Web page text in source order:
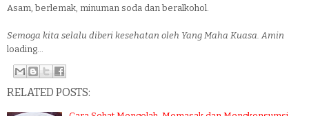
Asam, berlemak, minuman soda dan beralkohol.
Semoga kita selalu diberi kesehatan oleh Yang Maha Kuasa. Amin
loading...
RELATED POSTS: